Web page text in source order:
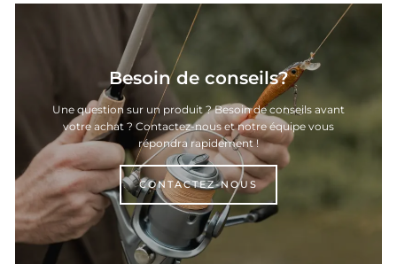
Besoin de conseils?
Une question sur un produit ? Besoin de conseils avant
votre achat ? Contactez-nous et notre équipe vous
répondra rapidement !
CONTACTEZ-NOUS